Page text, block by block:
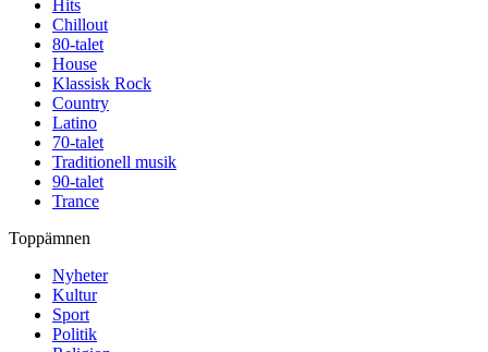
Hits
Chillout
80-talet
House
Klassisk Rock
Country
Latino
70-talet
Traditionell musik
90-talet
Trance
Toppämnen
Nyheter
Kultur
Sport
Politik